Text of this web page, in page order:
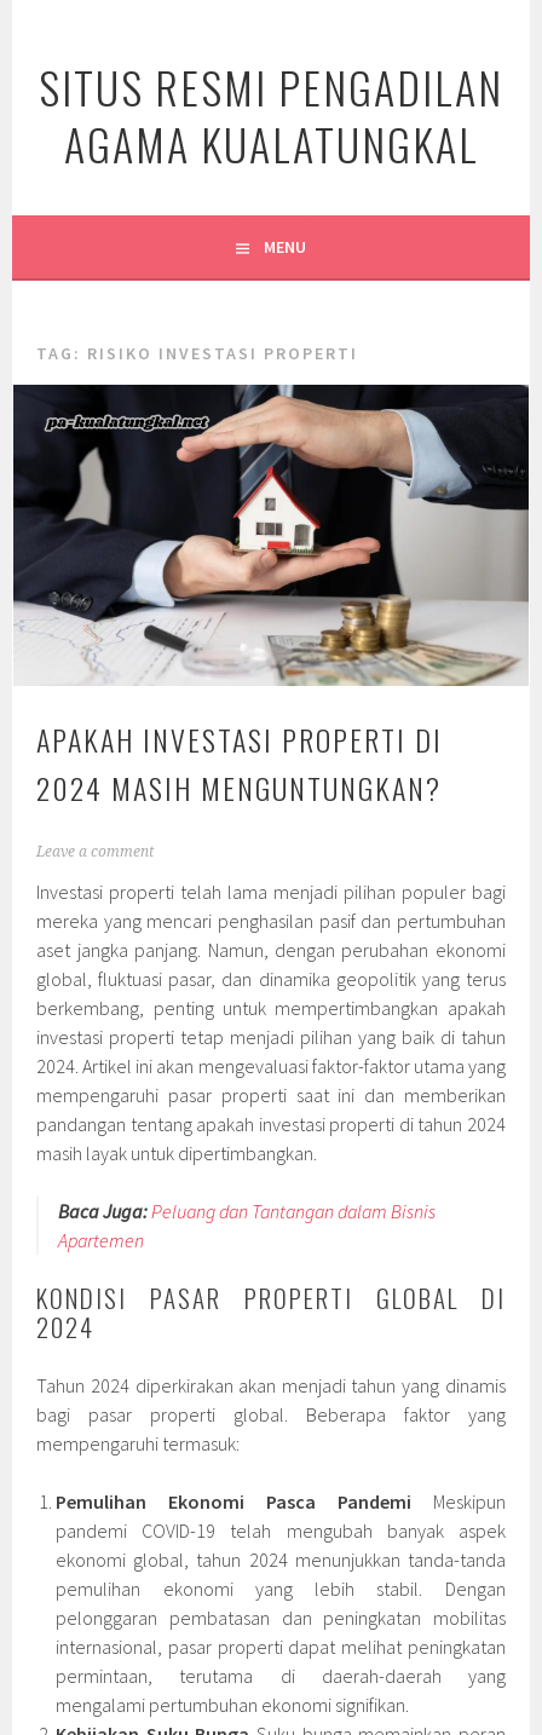
content
SITUS RESMI PENGADILAN
AGAMA KUALATUNGKAL
MENU
TAG: RISIKO INVESTASI PROPERTI
APAKAH INVESTASI PROPERTI DI
2024 MASIH MENGUNTUNGKAN?
Leave a comment
Investasi properti telah lama menjadi pilihan populer bagi
mereka yang mencari penghasilan pasif dan pertumbuhan
aset jangka panjang. Namun, dengan perubahan ekonomi
global, fluktuasi pasar, dan dinamika geopolitik yang terus
berkembang, penting untuk mempertimbangkan apakah
investasi properti tetap menjadi pilihan yang baik di tahun
2024. Artikel ini akan mengevaluasi faktor-faktor utama yang
mempengaruhi pasar properti saat ini dan memberikan
pandangan tentang apakah investasi properti di tahun 2024
masih layak untuk dipertimbangkan.
Baca Juga: Peluang dan Tantangan dalam Bisnis
Apartemen
KONDISI PASAR PROPERTI GLOBAL DI
2024
Tahun 2024 diperkirakan akan menjadi tahun yang dinamis
bagi pasar properti global. Beberapa faktor yang
mempengaruhi termasuk:
Pemulihan Ekonomi Pasca Pandemi Meskipun
pandemi COVID-19 telah mengubah banyak aspek
ekonomi global, tahun 2024 menunjukkan tanda-tanda
pemulihan ekonomi yang lebih stabil. Dengan
pelonggaran pembatasan dan peningkatan mobilitas
internasional, pasar properti dapat melihat peningkatan
permintaan, terutama di daerah-daerah yang
mengalami pertumbuhan ekonomi signifikan.